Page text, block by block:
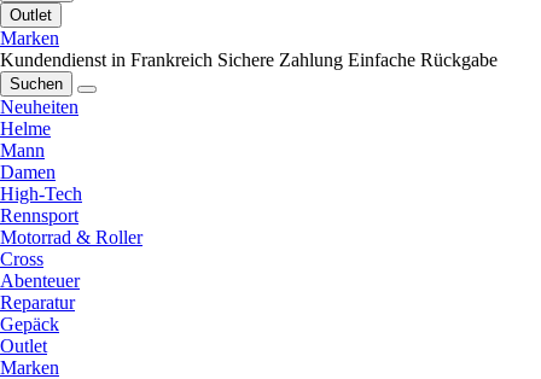
Outlet
Marken
Kundendienst in Frankreich Sichere Zahlung Einfache Rückgabe
Suchen
Neuheiten
Helme
Mann
Damen
High-Tech
Rennsport
Motorrad & Roller
Cross
Abenteuer
Reparatur
Gepäck
Outlet
Marken